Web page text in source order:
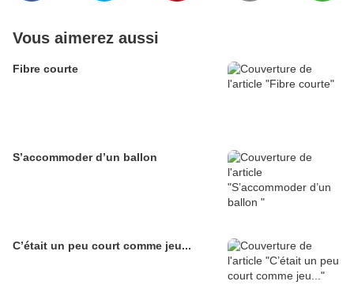
Vous aimerez aussi
Fibre courte
S’accommoder d’un ballon
C’était un peu court comme jeu...